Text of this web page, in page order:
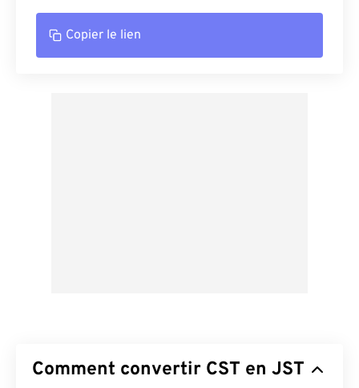
Copier le lien
Comment convertir CST en JST